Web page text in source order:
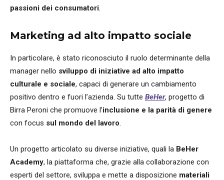
passioni dei consumatori.
Marketing ad alto impatto sociale
In particolare, è stato riconosciuto il ruolo determinante della
manager nello sviluppo di iniziative ad alto impatto
culturale e sociale, capaci di generare un cambiamento
positivo dentro e fuori l’azienda. Su tutte BeHer, progetto di
Birra Peroni che promuove l’inclusione e la parità di genere
con focus sul mondo del lavoro.
Un progetto articolato su diverse iniziative, quali la BeHer
Academy, la piattaforma che, grazie alla collaborazione con
esperti del settore, sviluppa e mette a disposizione materiali